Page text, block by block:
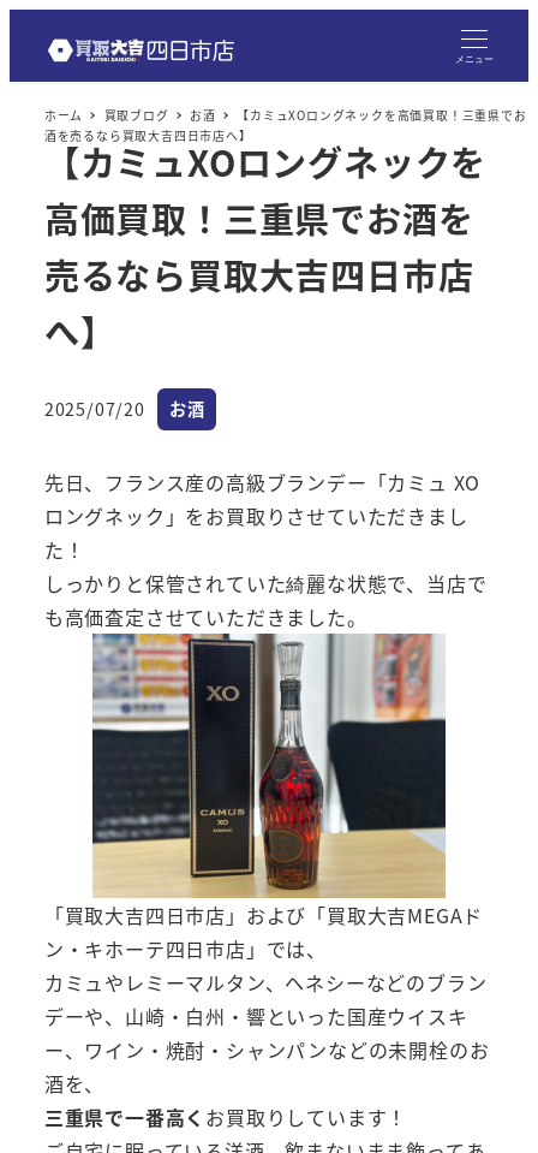
メニュー
ホーム 買取ブログ お酒
【カミュXOロングネックを高価買取！三重県でお
酒を売るなら買取大吉四日市店へ】
【カミュXOロングネックを
高価買取！三重県でお酒を
売るなら買取大吉四日市店
へ】
投稿日
2025/07/20 カテゴリー
お酒
先日、フランス産の高級ブランデー「カミュ XO
ロングネック」をお買取りさせていただきまし
た！
しっかりと保管されていた綺麗な状態で、当店で
も高価査定させていただきました。
「買取大吉四日市店」および「買取大吉MEGAド
ン・キホーテ四日市店」では、
カミュやレミーマルタン、ヘネシーなどのブラン
デーや、山崎・白州・響といった国産ウイスキ
ー、ワイン・焼酎・シャンパンなどの未開栓のお
酒を、
三重県で一番高く お買取りしています！